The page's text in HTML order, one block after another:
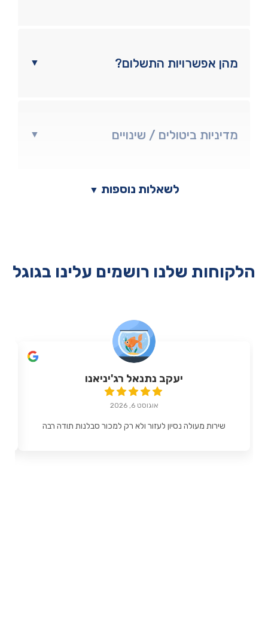
▼ מהן אפשרויות התשלום?
▼ מדיניות ביטולים / שינויים
▼ לשאלות נוספות
הלקוחות שלנו רושמים עלינו בגוגל
יעקב נתנאל רג'יניאנו
אוגוסט 6, 2026
שירות מעולה נסיון לעזור ולא רק למכור סבלנות תודה רבה